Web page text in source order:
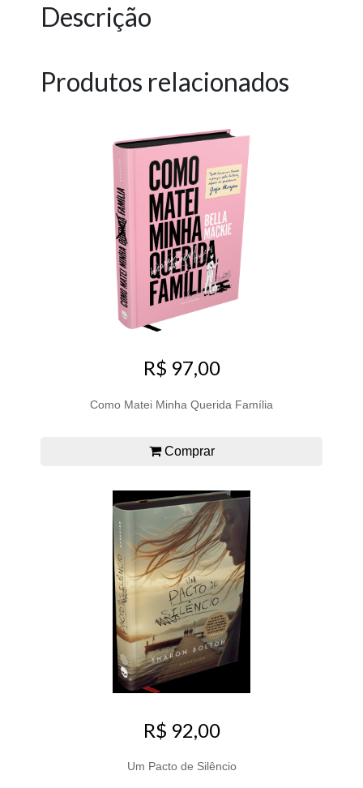
Descrição
Produtos relacionados
R$ 97,00
Como Matei Minha Querida Família
Comprar
R$ 92,00
Um Pacto de Silêncio